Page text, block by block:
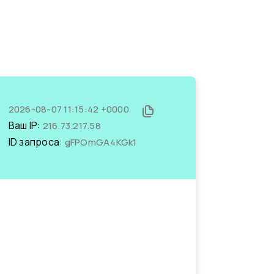
2026-08-07 11:15:42 +0000
Ваш IP: 216.73.217.58
ID запроса: gFPOmGA4KGk1